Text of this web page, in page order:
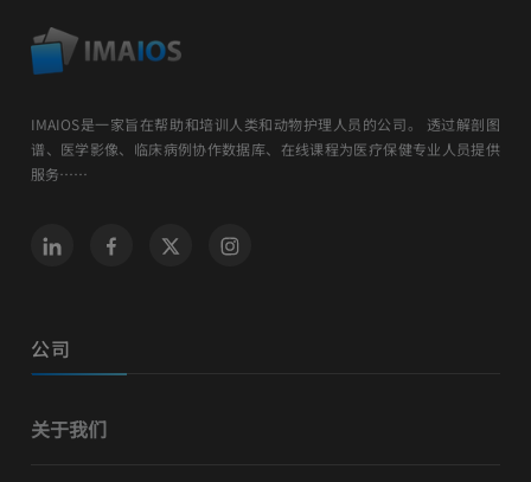
IMAIOS是一家旨在帮助和培训人类和动物护理人员的公司。 透过解剖图
谱、医学影像、临床病例协作数据库、在线课程为医疗保健专业人员提供
服务……
公司
关于我们